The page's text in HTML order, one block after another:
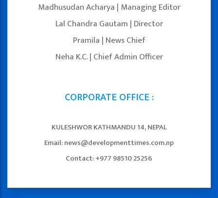
Madhusudan Acharya | Managing Editor
Lal Chandra Gautam | Director
Pramila | News Chief
Neha K.C. | Chief Admin Officer
CORPORATE OFFICE :
KULESHWOR KATHMANDU 14, NEPAL
Email: news@developmenttimes.com.np
Contact: +977 98510 25256